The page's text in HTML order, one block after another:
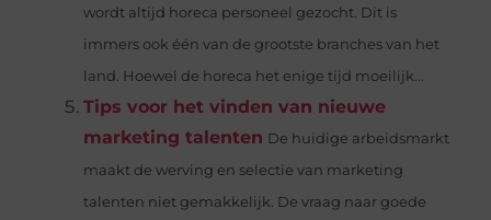
wordt altijd horeca personeel gezocht. Dit is
immers ook één van de grootste branches van het
land. Hoewel de horeca het enige tijd moeilijk...
Tips voor het vinden van nieuwe
marketing talenten De huidige arbeidsmarkt
maakt de werving en selectie van marketing
talenten niet gemakkelijk. De vraag naar goede